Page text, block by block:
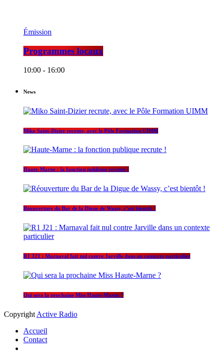
Émission
Programmes locaux
10:00 - 16:00
News
Miko Saint-Dizier recrute, avec le Pôle Formation UIMM
Haute-Marne : la fonction publique recrute !
Réouverture du Bar de la Digue de Wassy, c’est bientôt !
R1 J21 : Marnaval fait nul contre Jarville dans un contexte particulier
Qui sera la prochaine Miss Haute-Marne ?
Copyright Active Radio
Accueil
Contact